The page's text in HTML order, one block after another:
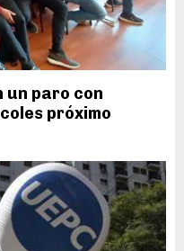
un paro con
próximo